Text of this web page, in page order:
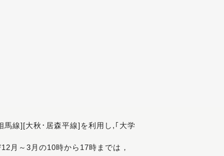
線][大秋･居森平線]を利用し,｢大学
月～3月の10時から17時までは，